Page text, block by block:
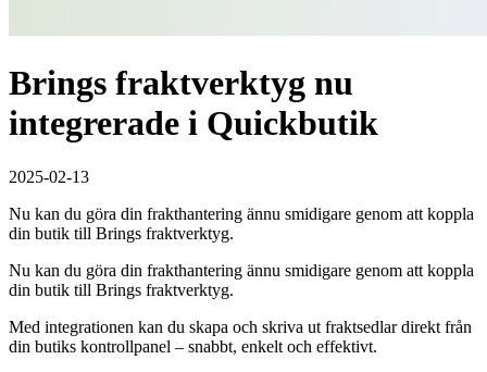
Brings fraktverktyg nu
integrerade i Quickbutik
2025-02-13
Nu kan du göra din frakthantering ännu smidigare genom att koppla
din butik till Brings fraktverktyg.
Nu kan du göra din frakthantering ännu smidigare genom att koppla
din butik till Brings fraktverktyg.
Med integrationen kan du skapa och skriva ut fraktsedlar direkt från
din butiks kontrollpanel – snabbt, enkelt och effektivt.